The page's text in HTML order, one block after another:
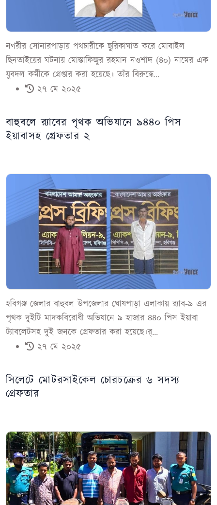
নগরীর সোনারপাড়ায় পথচারীকে ছুরিকাঘাত করে মোবাইল
ছিনতাইয়ের ঘটনায় মোস্তাফিজুর রহমান নওশাদ (৪০) নামের এক
যুবদল কর্মীকে গ্রেপ্তার করা হয়েছে। তাঁর বিরুদ্ধে...
২৭ মে ২০২৫
বাহুবলে র‍্যাবের পৃথক অভিযানে ৯৪৪০ পিস
ইয়াবাসহ গ্রেফতার ২
হবিগঞ্জ জেলার বাহুবল উপজেলার ঘোষপাড়া এলাকায় র‍্যাব-৯ এর
পৃথক দুইটি মাদকবিরোধী অভিযানে ৯ হাজার ৪৪০ পিস ইয়াবা
ট্যাবলেটসহ দুই জনকে গ্রেফতার করা হয়েছে।র‍্...
২৭ মে ২০২৫
সিলেটে মোটরসাইকেল চোরচক্রের ৬ সদস্য
গ্রেফতার